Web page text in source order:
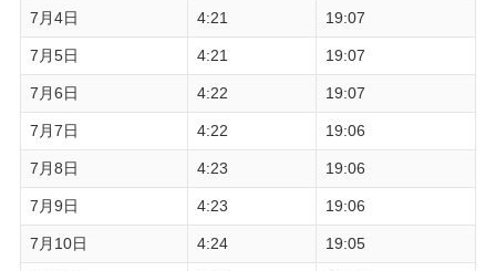
7月4日 4:21 19:07
7月5日 4:21 19:07
7月6日 4:22 19:07
7月7日 4:22 19:06
7月8日 4:23 19:06
7月9日 4:23 19:06
7月10日 4:24 19:05